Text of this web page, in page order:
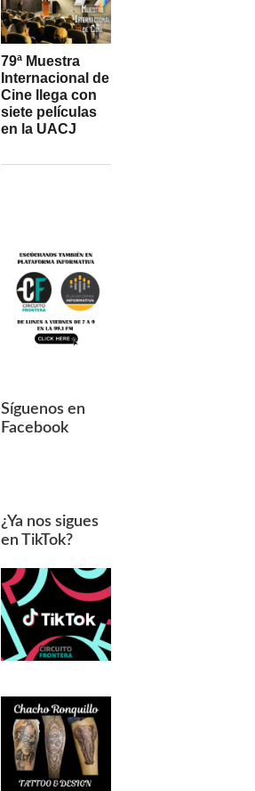
79ª Muestra
Internacional de
Cine llega con
siete películas
en la UACJ
Síguenos en
Facebook
¿Ya nos sigues
en TikTok?